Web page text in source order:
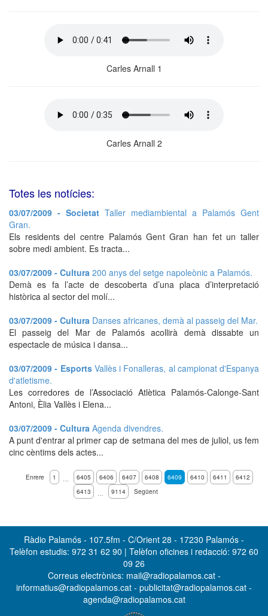
Carles Arnall 1
Carles Arnall 2
Totes les notícies:
03/07/2009 - Societat Taller mediambiental a Palamós Gent
Gran.
Els residents del centre Palamós Gent Gran han fet un taller
sobre medi ambient. Es tracta...
03/07/2009 - Cultura 200 anys del setge napoleònic a Palamós.
Demà es fa l’acte de descoberta d’una placa d’interpretació
històrica al sector del molí...
03/07/2009 - Cultura Danses africanes, demà al passeig del Mar.
El passeig del Mar de Palamós acollirà demà dissabte un
espectacle de música i dansa...
03/07/2009 - Esports Vallès i Fonalleras, al campionat d'Espanya
d'atletisme.
Les corredores de l’Associació Atlètica Palamós-Calonge-Sant
Antoni, Èlia Vallès i Elena...
03/07/2009 - Cultura Agenda divendres.
A punt d'entrar al primer cap de setmana del mes de juliol, us fem
cinc cèntims dels actes...
Enrere 1 … 6405 6406 6407 6408 6409 6410 6411
6412
6413
… 9114 Següent
Ràdio Palamós - 107.5fm - C/Orient 28 - 17230 Palamós -
Telèfon estudis: 972 31 62 90 | Telèfon oficines i redacció: 972 60
09 26
Correus electrònics: mail@radiopalamos.cat -
informatius@radiopalamos.cat - publicitat@radiopalamos.cat -
agenda@radiopalamos.cat